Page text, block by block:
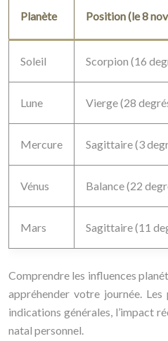
Planète Position (le 8
Soleil Scorpion (16
Lune Vierge (28
Mercure Sagittaire (3
Vénus Balance (22
Mars Sagittaire (11
Comprendre les influences
appréhender votre journée.
indications générales, l’impact
natal personnel.